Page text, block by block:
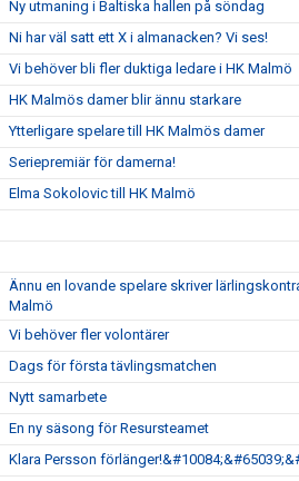
Ny utmaning i Baltiska hallen på söndag
Ni har väl satt ett X i almanacken? Vi ses!
Vi behöver bli fler duktiga ledare i HK Malmö
HK Malmös damer blir ännu starkare
Ytterligare spelare till HK Malmös damer
Seriepremiär för damerna!
Elma Sokolovic till HK Malmö
Ännu en lovande spelare skriver
Malmö
Vi behöver fler volontärer
Dags för första tävlingsmatchen
Nytt samarbete
En ny säsong för Resursteamet
Klara Persson